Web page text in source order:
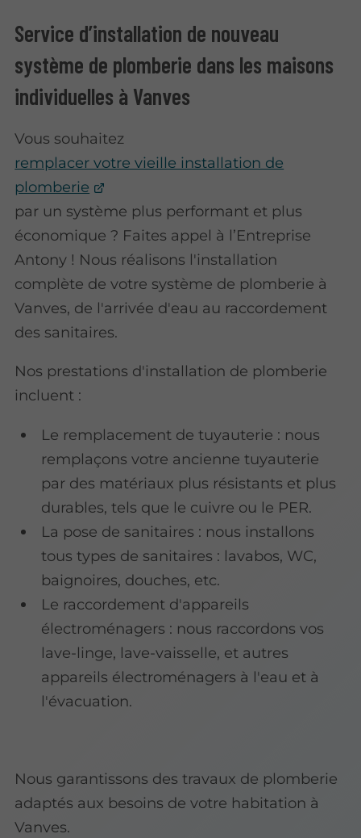
Service d’installation de nouveau
système de plomberie dans les maisons
individuelles à Vanves
Vous souhaitez
remplacer votre vieille installation de
plomberie
par un système plus performant et plus
économique ? Faites appel à l’Entreprise
Antony ! Nous réalisons l'installation
complète de votre système de plomberie à
Vanves, de l'arrivée d'eau au raccordement
des sanitaires.
Nos prestations d'installation de plomberie
incluent :
Le remplacement de tuyauterie : nous
remplaçons votre ancienne tuyauterie
par des matériaux plus résistants et plus
durables, tels que le cuivre ou le PER.
La pose de sanitaires : nous installons
tous types de sanitaires : lavabos, WC,
baignoires, douches, etc.
Le raccordement d'appareils
électroménagers : nous raccordons vos
lave-linge, lave-vaisselle, et autres
appareils électroménagers à l'eau et à
l'évacuation.
Nous garantissons des travaux de plomberie
adaptés aux besoins de votre habitation à
Vanves.